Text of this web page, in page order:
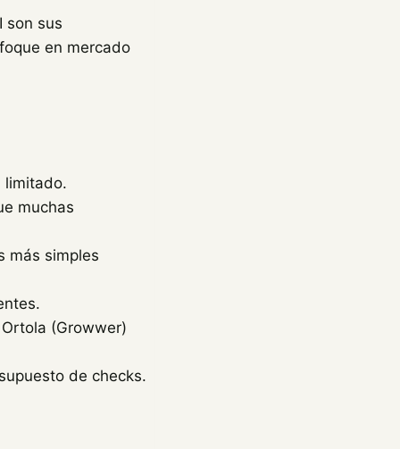
son sus
en mercado
limitado.
muchas
más simples
(Growwer)
de checks.